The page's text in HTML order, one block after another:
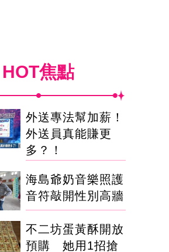
HOT焦點
外送專法幫加薪！
外送員真能賺更
多？！
海島爺奶音樂照護
音符敲開性別高牆
不二坊蛋黃酥開放
預購 她用1招搶